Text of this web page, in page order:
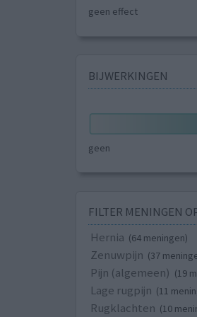
geen effect
BIJWERKINGEN
geen
FILTER MENINGEN
Hernia (64 meningen)
Zenuwpijn (37
Pijn (algemeen) (19
Lage rugpijn (11
Rugklachten (10